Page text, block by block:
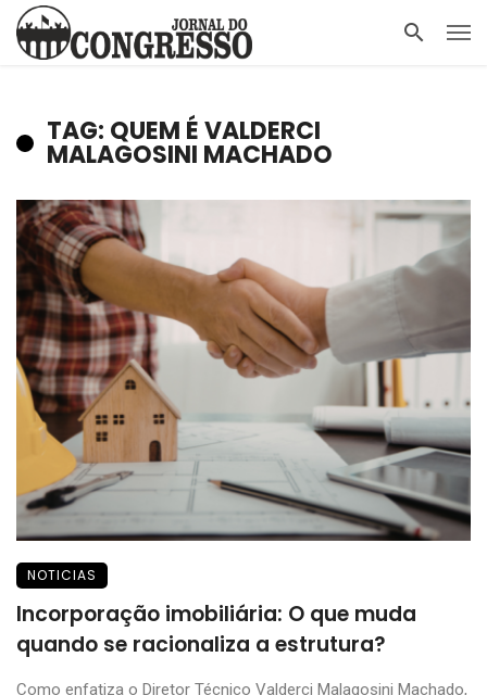
TAG: QUEM É VALDERCI
MALAGOSINI MACHADO
NOTICIAS
Incorporação imobiliária: O que muda
quando se racionaliza a estrutura?
Como enfatiza o Diretor Técnico Valderci Malagosini Machado,